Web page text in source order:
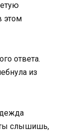
этом
ответа.
из
ты слышишь,